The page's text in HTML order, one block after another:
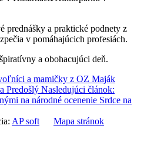
prednášky a praktické podnety z
v pomáhajúcich profesiách.
a obohacujúci deň.
a mamičky z OZ Maják
Predošlý Nasledujúci článok:
na národné ocenenie Srdce na
AP soft
Mapa stránok